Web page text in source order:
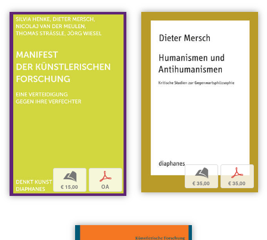
b
€ 15,00
p
OA
b
€ 35,00
p
€ 35,00